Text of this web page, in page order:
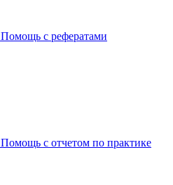
Помощь с рефератами
Помощь с отчетом по практике